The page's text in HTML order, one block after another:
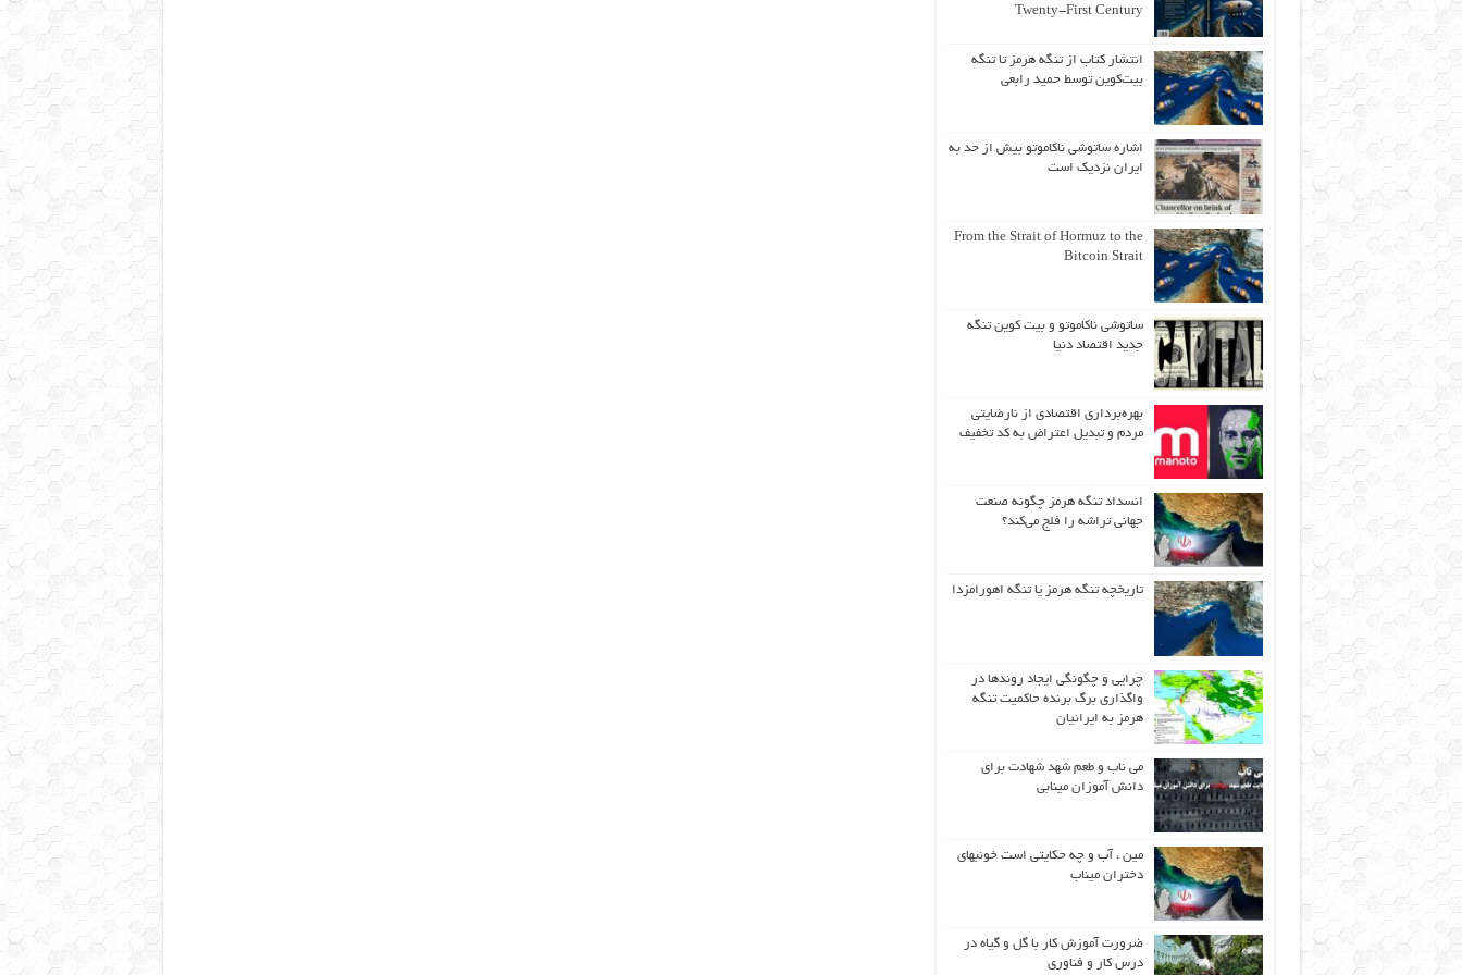
Twenty-First Century
انتشار کتاب از تنگه هرمز تا تنگه
بیت‌کوین توسط حمید رابعی
اشاره ساتوشی ناکاموتو بیش از حد به
ایران نزدیک است
From the Strait of Hormuz to the
Bitcoin Strait
ساتوشی ناکاموتو و بیت کوین تنگه
جدید اقتصاد دنیا
بهره‌برداری اقتصادی از نارضایتی
مردم و تبدیل اعتراض به کد تخفیف
انسداد تنگه هرمز چگونه صنعت
جهانی تراشه را فلج می‌کند؟
تاریخچه تنگه هرمز یا تنگه اهورامزدا
چرایی و چگونگی ایجاد روندها در
واگذاری برگ برنده حاکمیت تنگه
هرمز به ایرانیان
می ناب و طعم شهد شهادت برای
دانش آموزان مینابی
مین ، آب و چه حکایتی است خونبهای
دختران میناب
ضرورت آموزش کار با گل و گیاه در
درس کار و فناوری